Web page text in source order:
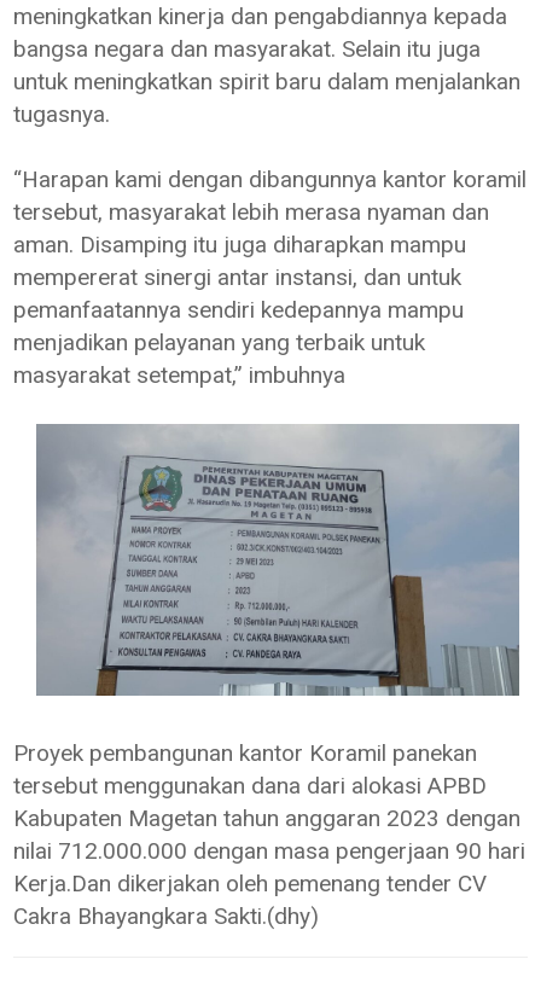
meningkatkan kinerja dan pengabdiannya kepada
bangsa negara dan masyarakat. Selain itu juga
untuk meningkatkan spirit baru dalam menjalankan
tugasnya.
“Harapan kami dengan dibangunnya kantor koramil
tersebut, masyarakat lebih merasa nyaman dan
aman. Disamping itu juga diharapkan mampu
mempererat sinergi antar instansi, dan untuk
pemanfaatannya sendiri kedepannya mampu
menjadikan pelayanan yang terbaik untuk
masyarakat setempat,” imbuhnya
Proyek pembangunan kantor Koramil panekan
tersebut menggunakan dana dari alokasi APBD
Kabupaten Magetan tahun anggaran 2023 dengan
nilai 712.000.000 dengan masa pengerjaan 90 hari
Kerja.Dan dikerjakan oleh pemenang tender CV
Cakra Bhayangkara Sakti.(dhy)